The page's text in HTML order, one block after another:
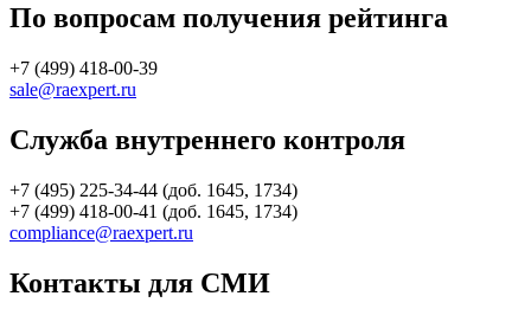
По вопросам получения рейтинга
+7 (499) 418-00-39
sale@raexpert.ru
Служба внутреннего контроля
+7 (495) 225-34-44 (доб. 1645, 1734)
+7 (499) 418-00-41 (доб. 1645, 1734)
compliance@raexpert.ru
Контакты для СМИ